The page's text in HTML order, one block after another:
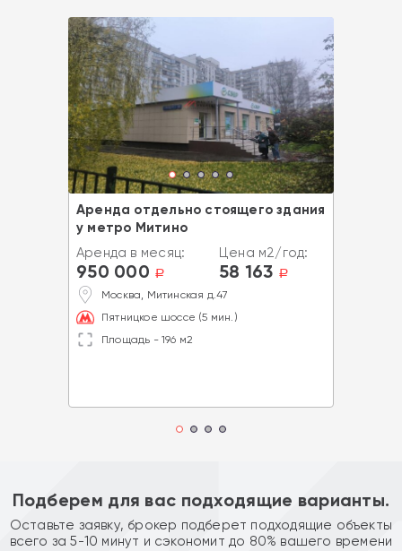
Аренда отдельно стоящего здания
у метро Митино
Аренда в месяц:
950 000 a
Цена м2/год:
58 163 a
Москва, Митинская д.47
Пятницкое шоссе (5 мин.)
Площадь - 196 м2
Подберем для вас подходящие варианты.
Оставьте заявку, брокер подберет подходящие объекты
всего за 5-10 минут и сэкономит до 80% вашего времени